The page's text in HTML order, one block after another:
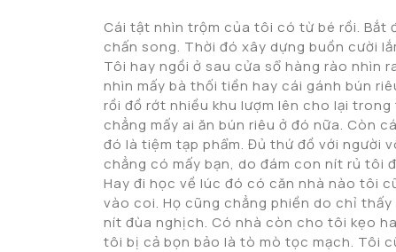
Cái tật nhìn trộm của tôi có từ bé rồi.
chấn song. Thời đó xây dựng buồn cười
Tôi hay ngồi ở sau cửa sổ hàng rào nhìn
nhìn mấy bà thối tiền hay cái gánh bún
rồi đồ rớt nhiều khu lượm lên cho lại
chẳng mấy ai ăn bún riêu ở đó nữa. Còn
đó là tiệm tạp phẩm. Đủ thứ đồ với người
chẳng có mấy bạn, do đám con nít rủ tôi
Hay đi học về lúc đó có căn nhà nào tôi
vào coi. Họ cũng chẳng phiền do chỉ
nít đùa nghịch. Có nhà còn cho tôi kẹo
tôi bị cả bọn bảo là tò mò tọc mạch. Tôi